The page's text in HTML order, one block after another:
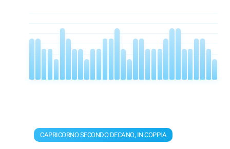
CAPRICORNO SECONDO DECANO, IN COPPIA